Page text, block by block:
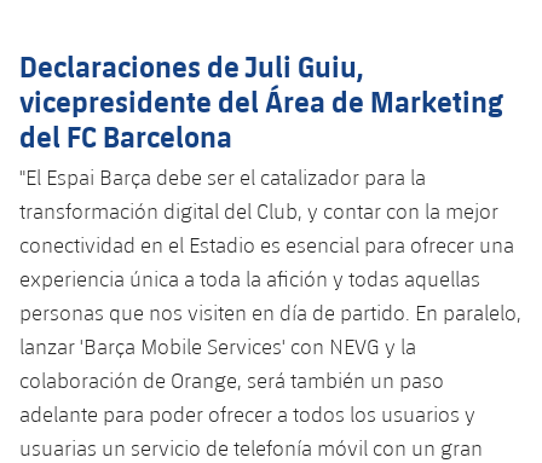
Declaraciones de Juli Guiu,
vicepresidente del Área de Marketing
del FC Barcelona
"El Espai Barça debe ser el catalizador para la
transformación digital del Club, y contar con la mejor
conectividad en el Estadio es esencial para ofrecer una
experiencia única a toda la afición y todas aquellas
personas que nos visiten en día de partido. En paralelo,
lanzar 'Barça Mobile Services' con NEVG y la
colaboración de Orange, será también un paso
adelante para poder ofrecer a todos los usuarios y
usuarias un servicio de telefonía móvil con un gran